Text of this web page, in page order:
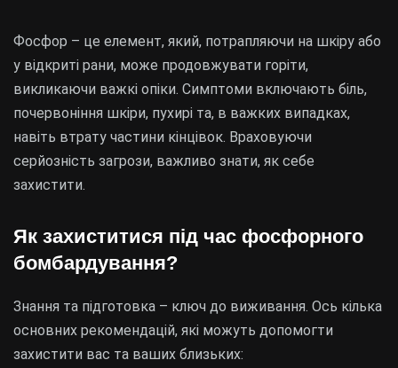
Фосфор – це елемент, який, потрапляючи на шкіру або
у відкриті рани, може продовжувати горіти,
викликаючи важкі опіки. Симптоми включають біль,
почервоніння шкіри, пухирі та, в важких випадках,
навіть втрату частини кінцівок. Враховуючи
серйозність загрози, важливо знати, як себе
захистити.
Як захиститися під час фосфорного
бомбардування?
Знання та підготовка – ключ до виживання. Ось кілька
основних рекомендацій, які можуть допомогти
захистити вас та ваших близьких: